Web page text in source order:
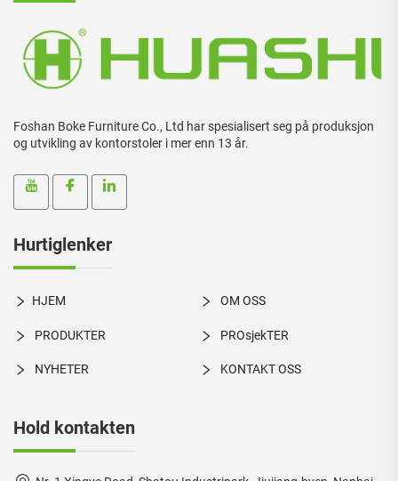
Foshan Boke Furniture Co., Ltd har spesialisert seg på produksjon
og utvikling av kontorstoler i mer enn 13 år.
Hurtiglenker
HJEM OM OSS
PRODUKTER PROsjekTER
NYHETER KONTAKT OSS
Hold kontakten